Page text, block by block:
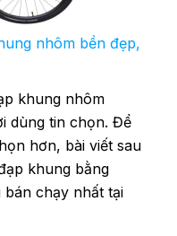
nhôm bền đẹp,
khung nhôm
dùng tin chọn. Để
hơn, bài viết sau
khung bằng
chạy nhất tại